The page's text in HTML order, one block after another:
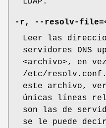
-r, --resolv-
Leer las
servidores DNS
<archivo>, en
/etc/
este archivo,
únicas líneas
son las de
se le puede